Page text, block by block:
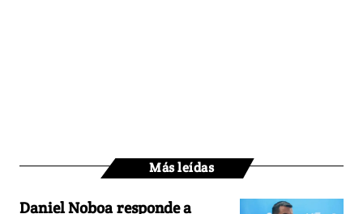
Más leídas
Daniel Noboa responde a